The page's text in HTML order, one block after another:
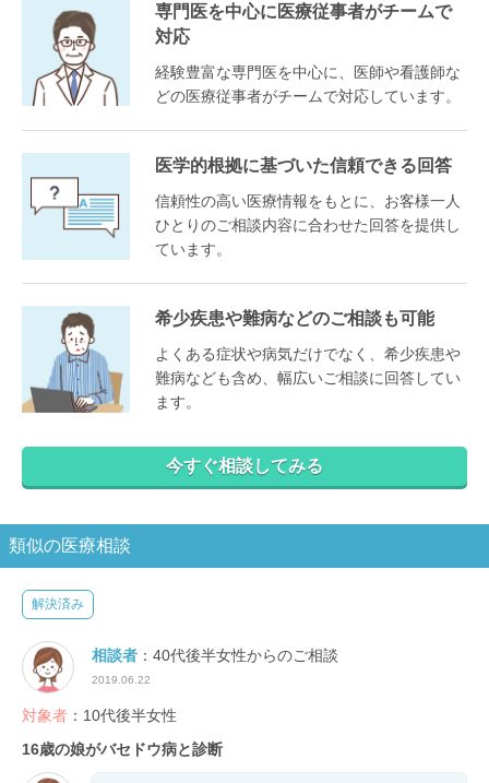
専門医を中心に医療従事者がチームで
対応
経験豊富な専門医を中心に、医師や看護師な
どの医療従事者がチームで対応しています。
医学的根拠に基づいた信頼できる回答
信頼性の高い医療情報をもとに、お客様一人
ひとりのご相談内容に合わせた回答を提供し
ています。
希少疾患や難病などのご相談も可能
よくある症状や病気だけでなく、希少疾患や
難病なども含め、幅広いご相談に回答してい
ます。
今すぐ相談してみる
類似の医療相談
解決済み
相談者 ：40代後半女性からのご相談
2019.06.22
対象者 ：10代後半女性
16歳の娘がバセドウ病と診断